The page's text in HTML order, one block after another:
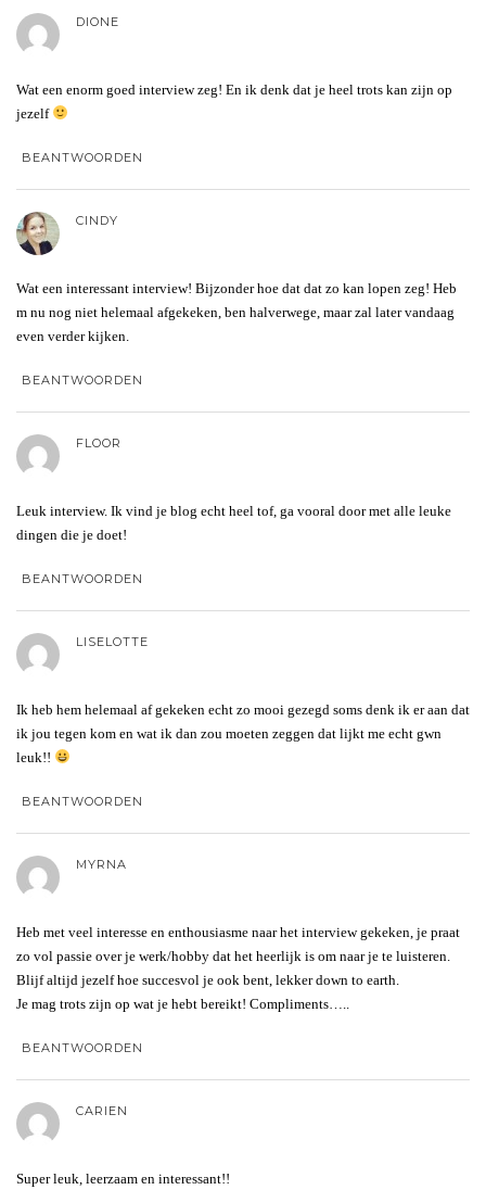
DIONE
Wat een enorm goed interview zeg! En ik denk dat je heel trots kan zijn op
jezelf
BEANTWOORDEN
CINDY
Wat een interessant interview! Bijzonder hoe dat dat zo kan lopen zeg! Heb
m nu nog niet helemaal afgekeken, ben halverwege, maar zal later vandaag
even verder kijken.
BEANTWOORDEN
FLOOR
Leuk interview. Ik vind je blog echt heel tof, ga vooral door met alle leuke
dingen die je doet!
BEANTWOORDEN
LISELOTTE
Ik heb hem helemaal af gekeken echt zo mooi gezegd soms denk ik er aan dat
ik jou tegen kom en wat ik dan zou moeten zeggen dat lijkt me echt gwn
leuk!!
BEANTWOORDEN
MYRNA
Heb met veel interesse en enthousiasme naar het interview gekeken, je praat
zo vol passie over je werk/hobby dat het heerlijk is om naar je te luisteren.
Blijf altijd jezelf hoe succesvol je ook bent, lekker down to earth.
Je mag trots zijn op wat je hebt bereikt! Compliments…..
BEANTWOORDEN
CARIEN
Super leuk, leerzaam en interessant!!